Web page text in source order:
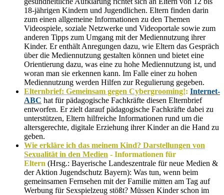
18-jährigen Kindern und Jugendlichen. Eltern finden darin
zum einen allgemeine Informationen zu den Themen
Videospiele, soziale Netzwerke und Videoportale sowie zum
anderen Tipps zum Umgang mit der Mediennutzung ihrer
Kinder. Er enthält Anregungen dazu, wie Eltern das Gespräch
über die Mediennutzung gestalten können und bietet eine
Orientierung dazu, was eine zu hohe Mediennutzung ist, und
woran man sie erkennen kann. Im Falle einer zu hohen
Mediennutzung werden Hilfen zur Regulierung gegeben.
Elternbrief: Gemeinsam gegen Cybergrooming!: Internet-
ABC hat für pädagogische Fachkräfte diesen Elternbrief
entworfen. Er zielt darauf pädagogische Fachkräfte dabei zu
unterstützen, Eltern hilfreiche Informationen rund um die
altersgerechte, digitale Erziehung ihrer Kinder an die Hand zu
geben.
Wie erkläre ich das meinem Kind? Darstellungen von
Sexualität in den Medien - Informationen für
Eltern (Hrsg.: Bayerische Landeszentrale für neue Medien &
der Aktion Jugendschutz Bayern): Was tun, wenn beim
gemeinsamen Fernsehen mit der Familie mitten am Tag auf
Werbung für Sexspielzeug stößt? Müssen Kinder schon im